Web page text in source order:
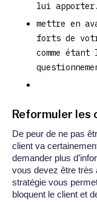
lui
mettre en
forts de
comme
Reformuler les
De peur de ne pas
client va
demander plus
vous devez être très
stratégie vous
bloquent le client et